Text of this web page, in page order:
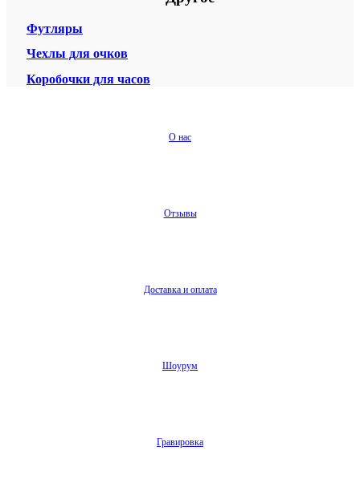
Футляры
Чехлы для очков
Коробочки для часов
О нас
Отзывы
Доставка и оплата
Шоурум
Гравировка